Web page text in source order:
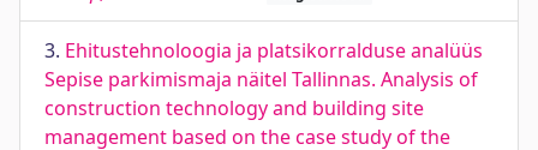
3. Ehitustehnoloogia ja platsikorralduse analüüs
Sepise parkimismaja näitel Tallinnas. Analysis of
construction technology and building site
management based on the case study of the